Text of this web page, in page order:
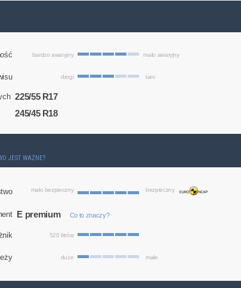
bardzo awaryjny mało awaryjny
drogi tani
225/55 R17
245/45 R18
JEST WAŻNE?
mało bezpieczny bezpieczny
E premium Co to znaczy?
520 litrów
duże małe